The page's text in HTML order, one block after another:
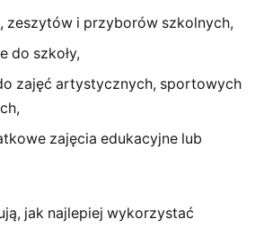
zeszytów i przyborów szkolnych,
do szkoły,
zajęć artystycznych, sportowych
zajęcia edukacyjne lub
jak najlepiej wykorzystać